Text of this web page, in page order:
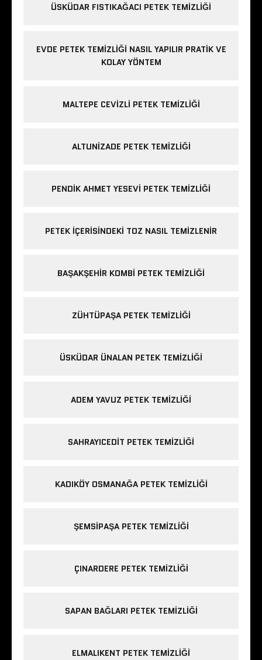
ÜSKÜDAR FISTIKAĞACI PETEK TEMIZLIĞI
EVDE PETEK TEMIZLIĞI NASIL YAPILIR PRATIK VE
KOLAY YÖNTEM
MALTEPE CEVIZLI PETEK TEMIZLIĞI
ALTUNIZADE PETEK TEMIZLIĞI
PENDIK AHMET YESEVI PETEK TEMIZLIĞI
PETEK IÇERISINDEKI TOZ NASIL TEMIZLENIR
BAŞAKŞEHIR KOMBI PETEK TEMIZLIĞI
ZÜHTÜPAŞA PETEK TEMIZLIĞI
ÜSKÜDAR ÜNALAN PETEK TEMIZLIĞI
ADEM YAVUZ PETEK TEMIZLIĞI
SAHRAYICEDIT PETEK TEMIZLIĞI
KADIKÖY OSMANAĞA PETEK TEMIZLIĞI
ŞEMSIPAŞA PETEK TEMIZLIĞI
ÇINARDERE PETEK TEMIZLIĞI
SAPAN BAĞLARI PETEK TEMIZLIĞI
ELMALIKENT PETEK TEMIZLIĞI